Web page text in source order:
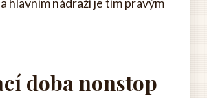
doba nonstop